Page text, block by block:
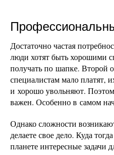
Достаточно частая
люди хотят быть хорошими
получать по шапке.
специалистам мало платят,
и хорошо увольняют.
важен. Особенно в самом
Однако сложности
делаете свое дело. Куда
планете интересные задачи